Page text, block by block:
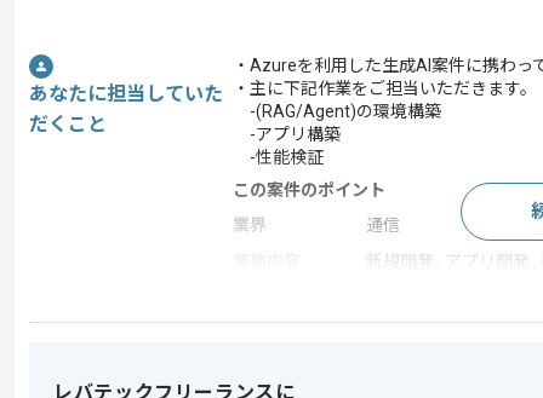
あなたに担当していた
だくこと
・Azureを利用した生成AI案件に携わっ
・主に下記作業をご担当いただきます。
-(RAG/Agent)の環境構築
-アプリ構築
-性能検証
この案件のポイント
業界
通信
新規開発 , アプリ開発
求めるスキル
レバテックフリーランスに